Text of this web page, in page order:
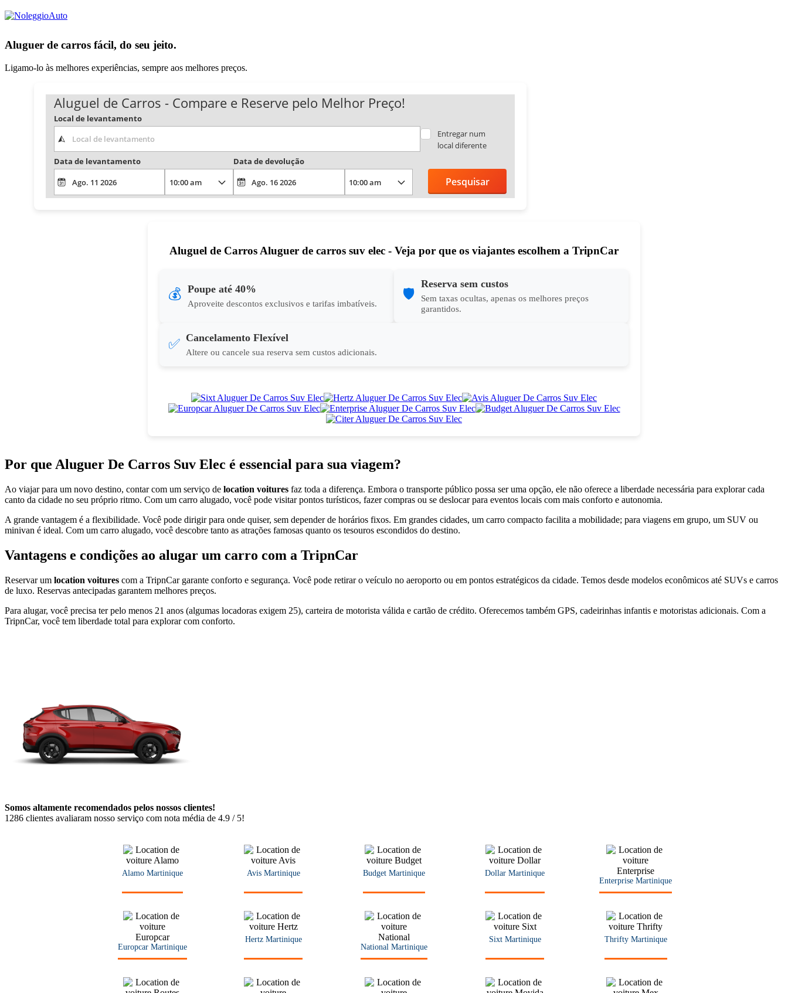
Aluguer de carros fácil, do seu jeito.
Ligamo-lo às melhores experiências, sempre aos melhores preços.
Aluguel de Carros - Compare e Reserve pelo Melhor Preço!
Local de levantamento
Entregar num
local diferente
Data de levantamento
Data de devolução
Pesquisar
Aluguel de Carros Aluguer de carros suv elec - Veja por que os viajantes escolhem a TripnCar
💰 Poupe até 40%
Aproveite descontos exclusivos e tarifas imbatíveis.
🛡️
Reserva sem custos
Sem taxas ocultas, apenas os melhores preços
garantidos.
✅ Cancelamento Flexível
Altere ou cancele sua reserva sem custos adicionais.
Por que Aluguer De Carros Suv Elec é essencial para sua viagem?
Ao viajar para um novo destino, contar com um serviço de location voitures faz toda a diferença. Embora o transporte público possa ser uma opção, ele não oferece a liberdade necessária para explorar cada
canto da cidade no seu próprio ritmo. Com um carro alugado, você pode visitar pontos turísticos, fazer compras ou se deslocar para eventos locais com mais conforto e autonomia.
A grande vantagem é a flexibilidade. Você pode dirigir para onde quiser, sem depender de horários fixos. Em grandes cidades, um carro compacto facilita a mobilidade; para viagens em grupo, um SUV ou
minivan é ideal. Com um carro alugado, você descobre tanto as atrações famosas quanto os tesouros escondidos do destino.
Vantagens e condições ao alugar um carro com a TripnCar
Reservar um location voitures com a TripnCar garante conforto e segurança. Você pode retirar o veículo no aeroporto ou em pontos estratégicos da cidade. Temos desde modelos econômicos até SUVs e carros
de luxo. Reservas antecipadas garantem melhores preços.
Para alugar, você precisa ter pelo menos 21 anos (algumas locadoras exigem 25), carteira de motorista válida e cartão de crédito. Oferecemos também GPS, cadeirinhas infantis e motoristas adicionais. Com a
TripnCar, você tem liberdade total para explorar com conforto.
Somos altamente recomendados pelos nossos clientes!
1286 clientes avaliaram nosso serviço com nota média de 4.9 / 5!
Alamo Martinique Avis Martinique Budget Martinique
Dollar Martinique
Enterprise Martinique
Europcar Martinique
Hertz Martinique
National Martinique
Sixt Martinique Thrifty Martinique